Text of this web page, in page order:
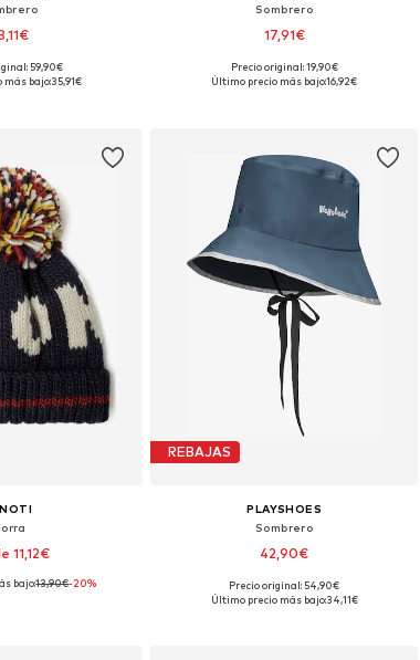
48-52, 52-56
59,90€
más bajo:35,91€
Sombrero
17,91€
+1
Precio original: 19,90€
Último precio más bajo:16,92€
11,12€
51, 53-54, 55, 57
bajo:13,90€-20%
REBAJAS
PLAYSHOES
Sombrero
42,90€
Tallas disponibles: 48-52, 52-56
Precio original: 54,90€
Último precio más bajo:34,11€